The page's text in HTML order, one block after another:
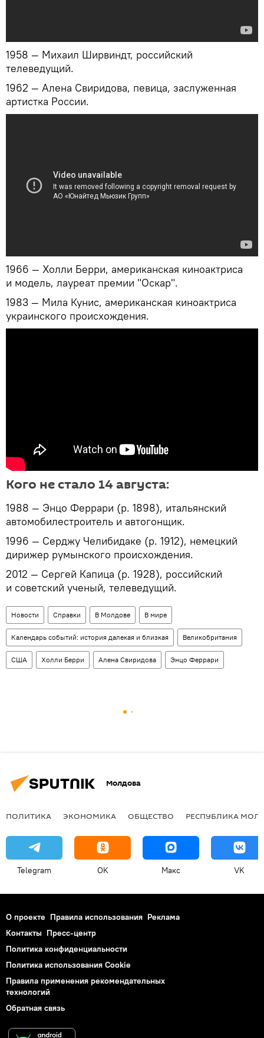
1958 — Михаил Ширвиндт, российский
телеведущий.
1962 — Алена Свиридова, певица, заслуженная
артистка России.
1966 — Холли Берри, американская киноактриса
и модель, лауреат премии "Оскар".
1983 — Мила Кунис, американская киноактриса
украинского происхождения.
Кого не стало 14 августа:
1988 — Энцо Феррари (р. 1898), итальянский
автомобилестроитель и автогонщик.
1996 — Серджу Челибидаке (р. 1912), немецкий
дирижер румынского происхождения.
2012 — Сергей Капица (р. 1928), российский
и советский ученый, телеведущий.
Новости Справки В Молдове В мире
Календарь событий: история далекая и близкая Великобритания
США Холли Берри Алена Свиридова Энцо Феррари
Молдова
ПОЛИТИКА ЭКОНОМИКА ОБЩЕСТВО РЕСПУБЛИКА
Telegram OK Макс VK
О проекте Правила использования Реклама
Контакты Пресс-центр
Политика конфиденциальности
Политика использования Cookie
Правила применения рекомендательных
технологий
Обратная связь